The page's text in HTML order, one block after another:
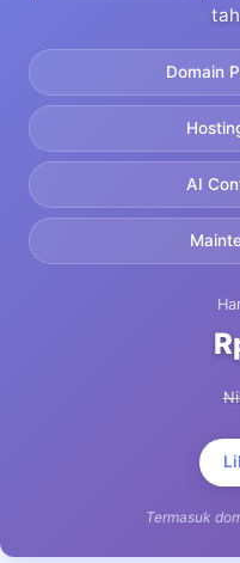
Domain
AI
Termasuk